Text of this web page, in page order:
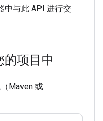
中与此 API 进行交
项目中
Maven 或